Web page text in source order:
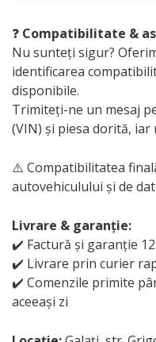
❓ Compatibilitate &
Nu sunteți sigur?
identificarea
disponibile.
Trimiteți-ne un mesaj
(VIN) și piesa dorită, iar
⚠️ Compatibilitatea
autovehiculului și de
Livrare & garanție:
✔️ Factură și garanție
✔️ Livrare prin curier
✔️ Comenzile primite
aceeași zi